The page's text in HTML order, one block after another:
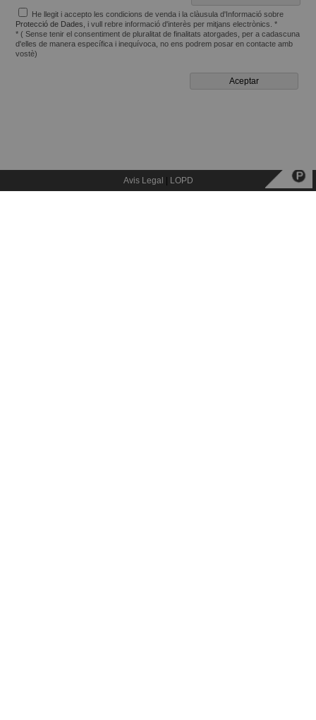
He llegit i accepto les condicions de venda i la clàusula d'Informació sobre
Protecció de Dades , i vull rebre informació d'interès per mitjans electrònics. *
* ( Sense tenir el consentiment de pluralitat de finalitats atorgades, per a cadascuna
d'elles de manera específica i inequívoca, no ens podrem posar en contacte amb
vostè)
Avis Legal LOPD